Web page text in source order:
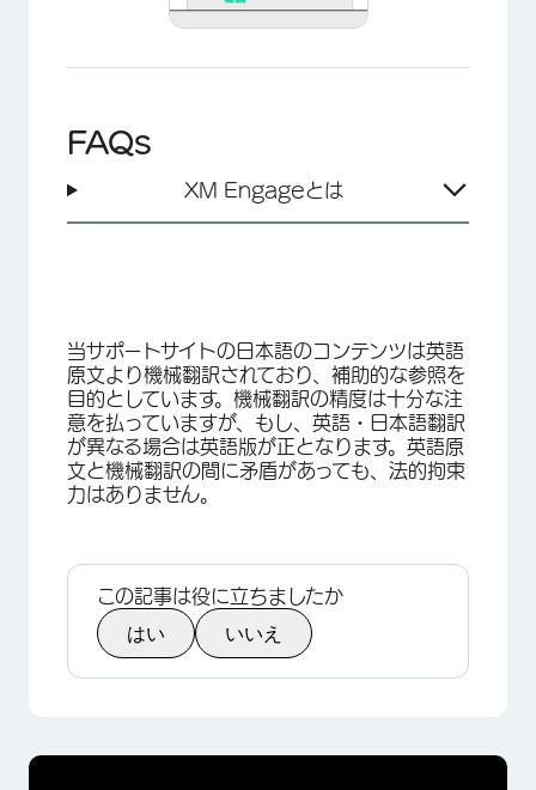
×
FAQs
XM Engageとは
当サポートサイトの日本語のコンテンツは英語
原文より機械翻訳されており、補助的な参照を
目的としています。機械翻訳の精度は十分な注
意を払っていますが、もし、英語・日本語翻訳
が異なる場合は英語版が正となります。英語原
文と機械翻訳の間に矛盾があっても、法的拘束
力はありません。
この記事は役に立ちましたか
はい いいえ